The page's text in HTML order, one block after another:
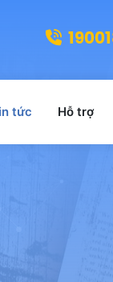
tức Hỗ trợ